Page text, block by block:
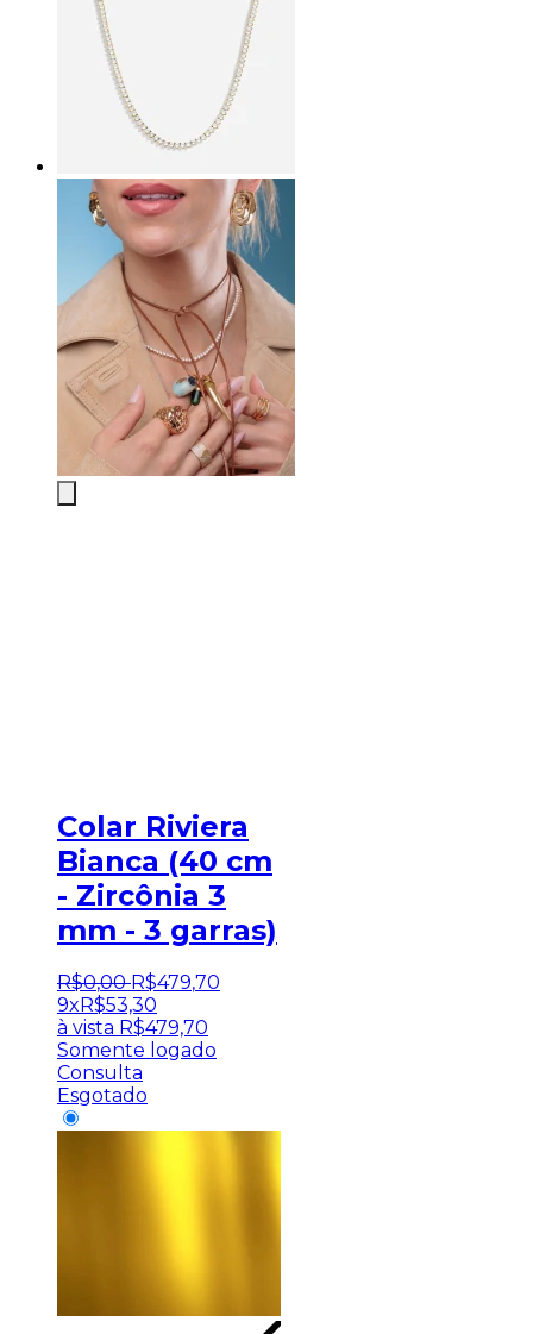
Colar Riviera
Bianca (40 cm
- Zircônia 3
mm - 3 garras)
R$0,00 R$479,70
9x R$53,30
à vista R$479,70
Somente logado
Consulta
Esgotado